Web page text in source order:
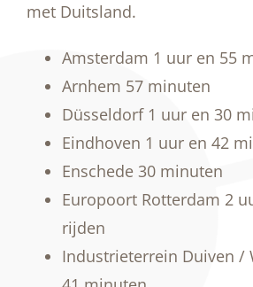
met Duitsland.
Amsterdam 1 uur en 55
Arnhem 57 minuten
Düsseldorf 1 uur en 30
Eindhoven 1 uur en 42
Enschede 30 minuten
Europoort Rotterdam 2
rijden
Industrieterrein Duiven /